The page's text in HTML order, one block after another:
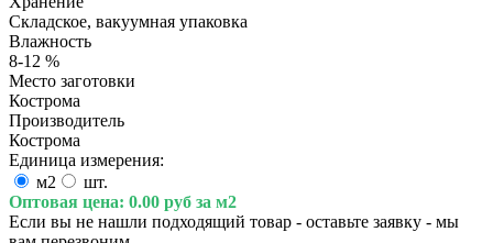
Складское, вакуумная упаковка
Влажность
8-12 %
Место заготовки
Кострома
Производитель
Кострома
Единица измерения:
м2
шт.
Оптовая цена: 0.00 руб за м2
Если вы не нашли подходящий товар - оставьте заявку - мы